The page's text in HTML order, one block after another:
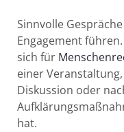
Sinnvolle
Engagement
sich für
einer
Diskussion oder
hat.